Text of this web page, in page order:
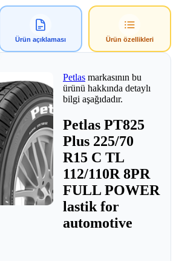
Ürün açıklaması Ürün özellikleri
Petlas markasının bu
ürünü hakkında detaylı
bilgi aşağıdadır.
Petlas PT825
Plus 225/70
R15 C TL
112/110R 8PR
FULL POWER
lastik for
automotive